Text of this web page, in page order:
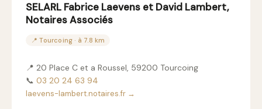
SELARL Fabrice Laevens et David Lambert,
Notaires Associés
📍 Tourcoing · à 7.8 km
📍 20 Place C et a Roussel, 59200 Tourcoing
📞 03 20 24 63 94
laevens-lambert.notaires.fr →